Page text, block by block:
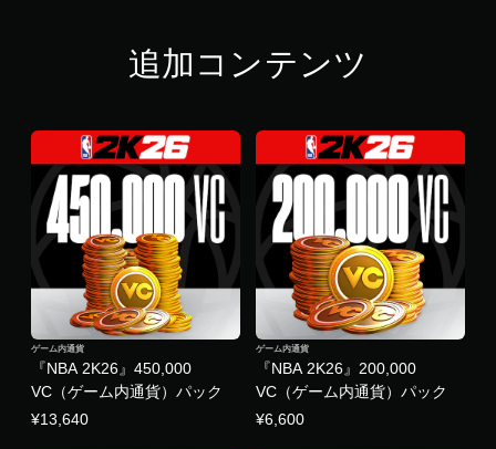
追加コンテンツ
『NBA 2K26』450,000
VC（ゲーム内通貨）パック
ゲーム内通貨
¥13,640
『NBA 2K26』200,000
VC（ゲーム内通貨）パック
ゲーム内通貨
¥6,600